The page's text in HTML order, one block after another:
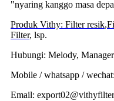
"nyaring kanggo masa
Produk Vithy: Filter resik,
Filter, lsp.
Hubungi: Melody,
Mobile / whatsapp /
Email: